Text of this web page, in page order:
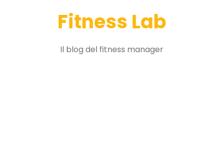
Fitness Lab
Il blog del fitness manager